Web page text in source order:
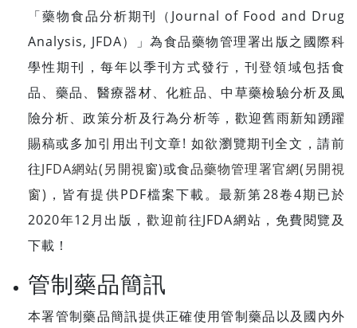
「藥物食品分析期刊（Journal of Food and Drug
Analysis, JFDA）」為食品藥物管理署出版之國際科
學性期刊，每年以季刊方式發行，刊登領域包括食
品、藥品、醫療器材、化粧品、中草藥檢驗分析及風
險分析、政策分析及行為分析等，歡迎舊雨新知踴躍
賜稿或多加引用出刊文章! 如欲瀏覽期刊全文，請前
往JFDA網站(另開視窗)或食品藥物管理署官網(另開視
窗) ，皆有提供PDF檔案下載。最新第28卷4期已於
2020年12月出版，歡迎前往JFDA網站，免費閱覽及
下載！
管制藥品簡訊
本署管制藥品簡訊提供正確使用管制藥品以及國內外